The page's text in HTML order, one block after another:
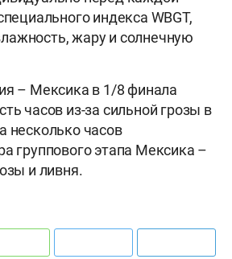
индекса WBGT,
жару и солнечную
– Мексика в 1/8 финала
часов из-за сильной грозы в
несколько часов
группового этапа Мексика –
и ливня.